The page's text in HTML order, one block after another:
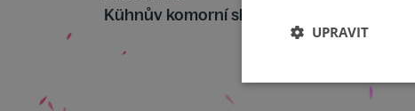
Kühnův komorní sbor
UPRAVIT